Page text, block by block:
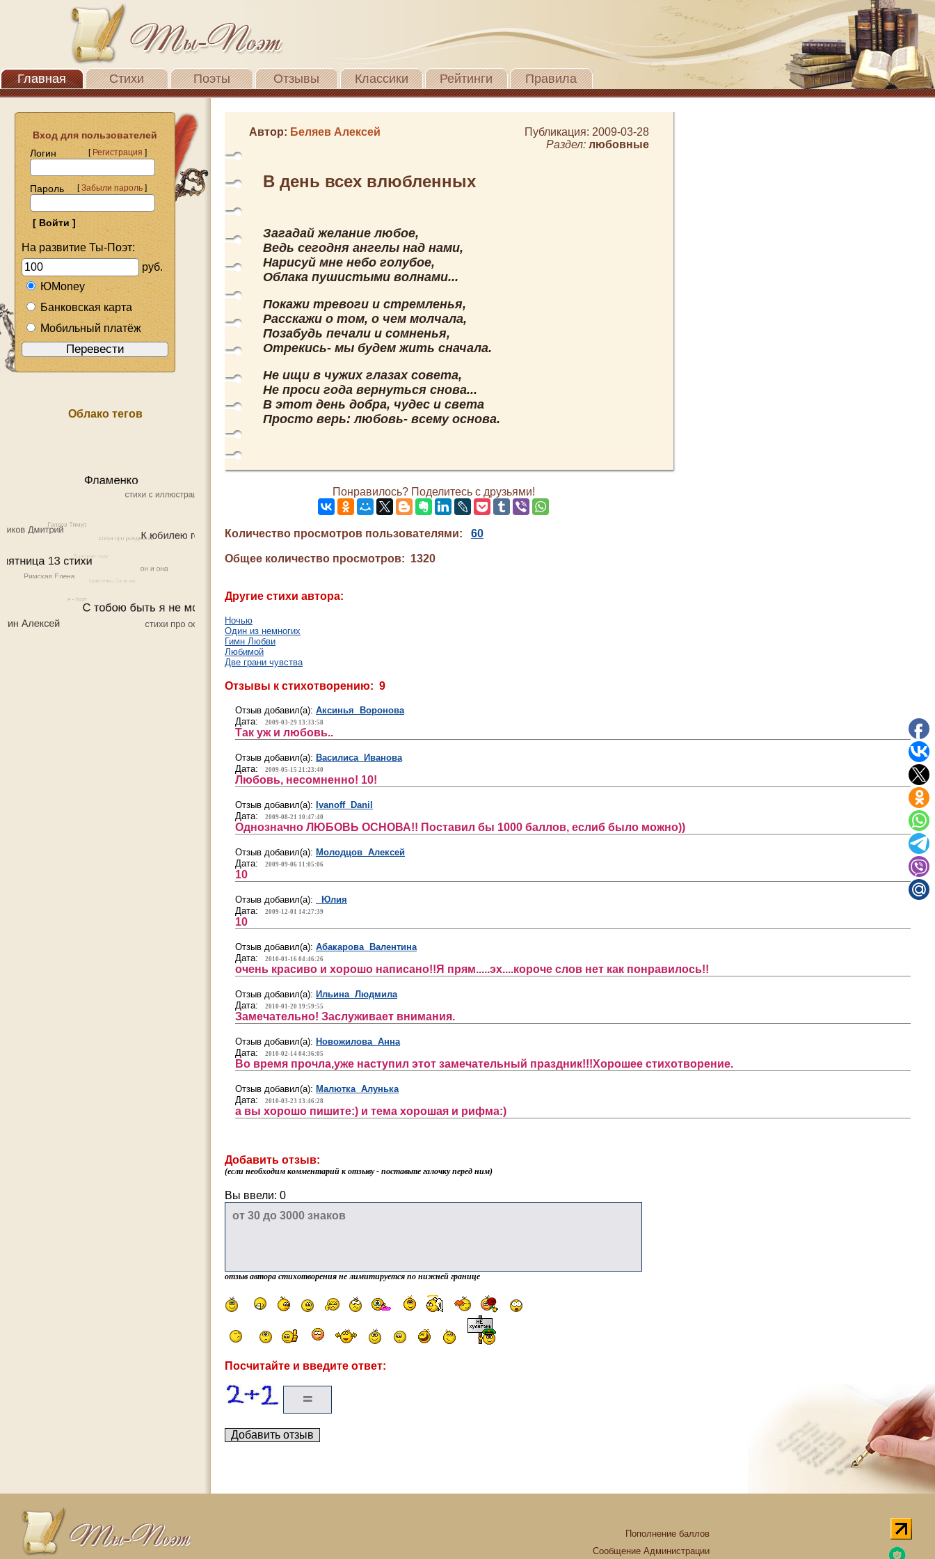
Главная Стихи Поэты Отзывы Классики Рейтинги Правила
Вход для пользователей
Логин
[Регистрация]
Пароль [Забыли пароль]
На развитие Ты-Поэт:
руб.
ЮMoney
Банковская карта
Мобильный платёж
Облако тегов
Автор: Беляев Алексей
Публикация: 2009-03-28
Раздел: любовные
В день всех влюбленных
Загадай желание любое,
Ведь сегодня ангелы над нами,
Нарисуй мне небо голубое,
Облака пушистыми волнами...
Покажи тревоги и стремленья,
Расскажи о том, о чем молчала,
Позабудь печали и сомненья,
Отрекись- мы будем жить сначала.
Не ищи в чужих глазах совета,
Не проси года вернуться снова...
В этот день добра, чудес и света
Просто верь: любовь- всему основа.
Понравилось? Поделитесь с друзьями!
Количество просмотров пользователями: 60
Общее количество просмотров: 1320
Другие стихи автора:
Ночью
Один из немногих
Гимн Любви
Любимой
Две грани чувства
Отзывы к стихотворению: 9
Отзыв добавил(а): Аксинья Воронова
Дата:
2009-03-29 13:33:58
Так уж и любовь..
Отзыв добавил(а): Василиса Иванова
Дата:
2009-05-15 21:23:40
Любовь, несомненно! 10!
Отзыв добавил(а): Ivanoff Danil
Дата:
2009-08-21 10:47:40
Однозначно ЛЮБОВЬ ОСНОВА!! Поставил бы 1000 баллов, еслиб было можно))
Отзыв добавил(а): Молодцов Алексей
Дата:
2009-09-06 11:05:06
10
Отзыв добавил(а):
Юлия
Дата:
2009-12-01 14:27:39
10
Отзыв добавил(а): Абакарова Валентина
Дата:
2010-01-16 04:46:26
очень красиво и хорошо написано!!Я прям.....эх....короче слов нет как понравилось!!
Отзыв добавил(а): Ильина Людмила
Дата:
2010-01-20 19:59:55
Замечательно! Заслуживает внимания.
Отзыв добавил(а): Новожилова Анна
Дата:
2010-02-14 04:36:05
Во время прочла,уже наступил этот замечательный праздник!!!Хорошее стихотворение.
Отзыв добавил(а): Малютка Алунька
Дата:
2010-03-23 13:46:28
а вы хорошо пишите:) и тема хорошая и рифма:)
Добавить отзыв:
(если необходим комментарий к отзыву - поставьте галочку перед ним)
Вы ввели: 0
отзыв автора стихотворения не лимитируется по нижней границе
Посчитайте и введите ответ:
Пополнение баллов
Сообщение Администрации